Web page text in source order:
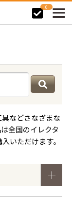
0
などさなざまな
全国のイレクタ
いただけます。